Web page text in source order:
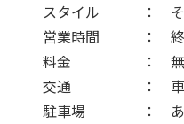
スタイル ： そ
営業時間 ： 終
料金 ： 無
交通 ： 車で行
駐車場 ： あ